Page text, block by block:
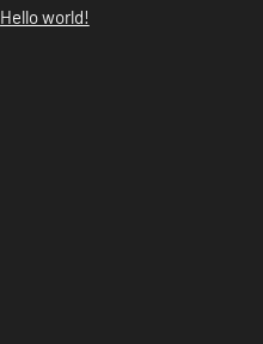
Hello world!